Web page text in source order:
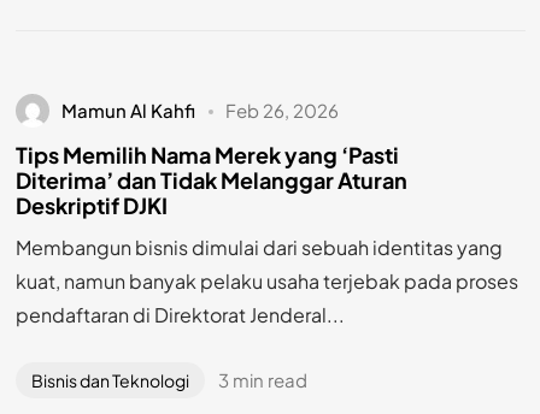
Mamun Al Kahfi Feb 26, 2026
Tips Memilih Nama Merek yang ‘Pasti
Diterima’ dan Tidak Melanggar Aturan
Deskriptif DJKI
Membangun bisnis dimulai dari sebuah identitas yang
kuat, namun banyak pelaku usaha terjebak pada proses
pendaftaran di Direktorat Jenderal...
Bisnis dan Teknologi 3 min read